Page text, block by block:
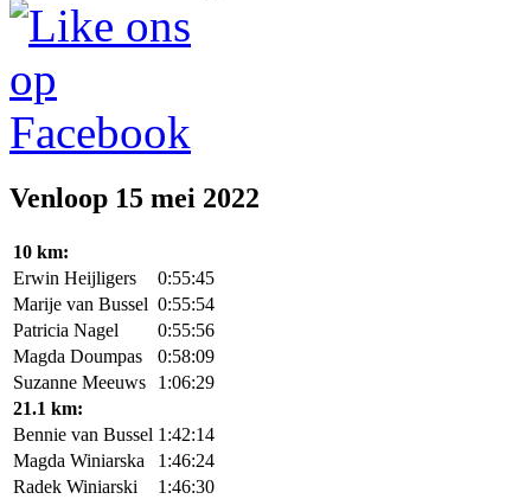
Venloop 15 mei 2022
10 km:
Erwin Heijligers
0:55:45
Marije van Bussel 0:55:54
Patricia Nagel
0:55:56
Magda Doumpas
0:58:09
Suzanne Meeuws
1:06:29
21.1 km:
Bennie van Bussel 1:42:14
Magda Winiarska
1:46:24
Radek Winiarski
1:46:30